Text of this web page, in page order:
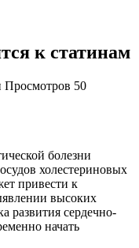
к статинам
Просмотров 50
болезни
холестериновых
привести к
высоких
развития сердечно-
начать